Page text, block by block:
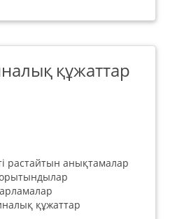
құжаттар
растайтын анықтамалар
құжаттар